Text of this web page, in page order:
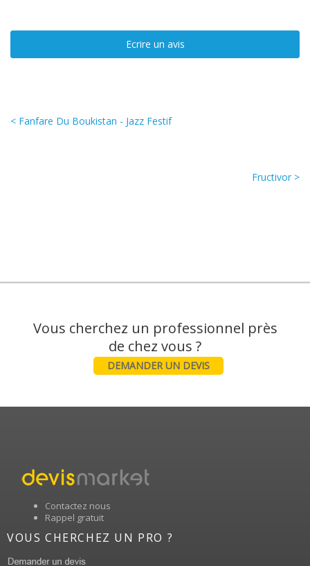
Ecrire un avis
< Fanfare Du Boukistan - Jazz Festif
Fructivor >
Vous cherchez un professionnel près
DEMANDER UN DEVIS
Contactez nous
Rappel gratuit
VOUS CHERCHEZ UN PRO ?